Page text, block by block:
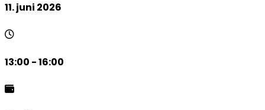
11. juni 2026
13:00 - 16:00